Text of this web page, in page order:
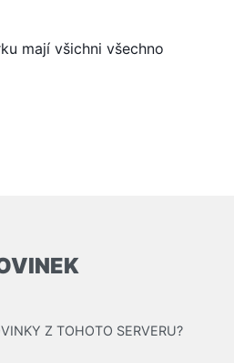
mají všichni všechno
Z TOHOTO SERVERU?